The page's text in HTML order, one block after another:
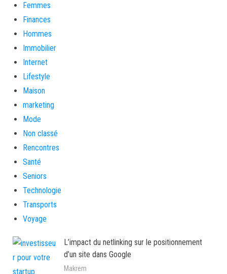
Femmes
Finances
Hommes
Immobilier
Internet
Lifestyle
Maison
marketing
Mode
Non classé
Rencontres
Santé
Seniors
Technologie
Transports
Voyage
L’impact du netlinking sur le positionnement
d’un site dans Google
Makrem